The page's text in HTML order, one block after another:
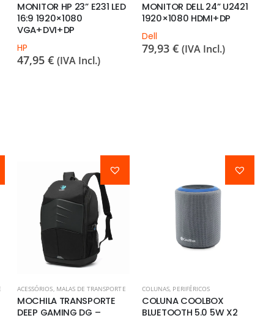
MONITOR HP 23” E231 LED
16:9 1920×1080
VGA+DVI+DP
HP
47,95 € (IVA Incl.)
MONITOR DELL 24” U2421
1920×1080 HDMI+DP
Dell
79,93 € (IVA Incl.)
ACESSÓRIOS, MALAS DE TRANSPORTE
MOCHILA TRANSPORTE
DEEP GAMING DG –
COLUNAS, PERIFÉRICOS
COLUNA COOLBOX
BLUETOOTH 5.0 5W X2